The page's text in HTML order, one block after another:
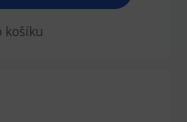
košíku